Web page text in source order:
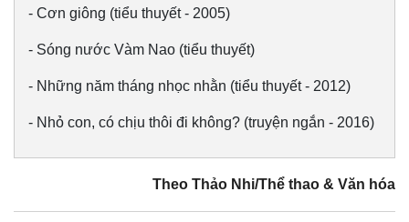
Thế giới
Cuộc sống đó đây
Multimedia
Ảnh
Infographic
- Cơn giông (tiểu thuyết - 2005)
- Sóng nước Vàm Nao (tiểu thuyết)
- Những năm tháng nhọc nhằn (tiểu thuyết - 2012)
- Nhỏ con, có chịu thôi đi không? (truyện ngắn - 2016)
Theo Thảo Nhi/Thể thao & Văn hóa